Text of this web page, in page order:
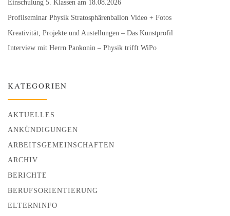
Einschulung 5. Klassen am 18.08.2026
Profilseminar Physik Stratosphären­ballon Video + Fotos
Kreativität, Projekte und Austellungen – Das Kunstprofil
Interview mit Herrn Pankonin – Physik trifft WiPo
KATEGORIEN
AKTUELLES
ANKÜNDIGUNGEN
ARBEITSGEMEINSCHAFTEN
ARCHIV
BERICHTE
BERUFSORIENTIERUNG
ELTERNINFO